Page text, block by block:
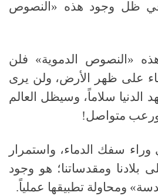
في ظل وجود هذه «النصوص
«النصوص الدموية» فلن
على ظهر الأرض، ولن يرى
الدنيا سلاماً، وسيظل العالم
متواصل!
سفك الدماء، واستمرار
بلادنا ومقدساتنا؛ هو وجود
ومحاولة تطبيقها عملياً.